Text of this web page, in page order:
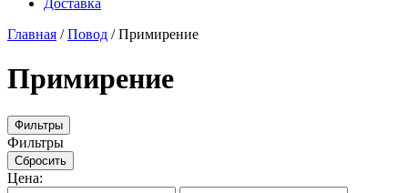
Доставка
Главная / Повод /Примирение
Примирение
Фильтры
Фильтры
Сбросить
Цена: